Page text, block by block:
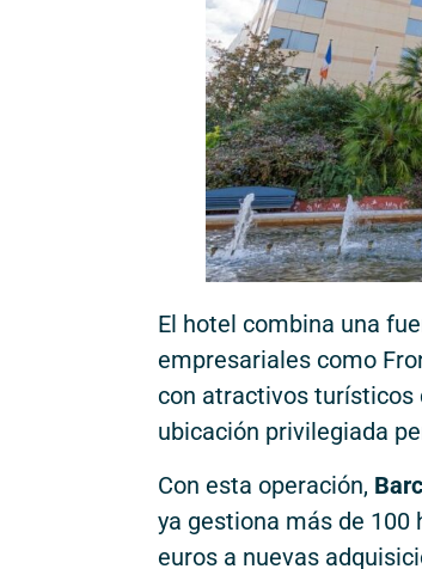
El hotel combina una
empresariales como
con atractivos turísticos
ubicación privilegiada
Con esta operación,
ya gestiona más de 100
euros a nuevas